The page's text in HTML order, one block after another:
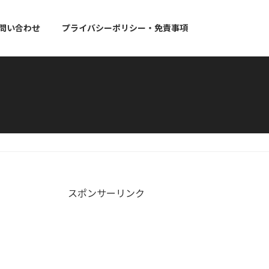
い合わせ プライバシーポリシー・免責事項
スポンサーリンク